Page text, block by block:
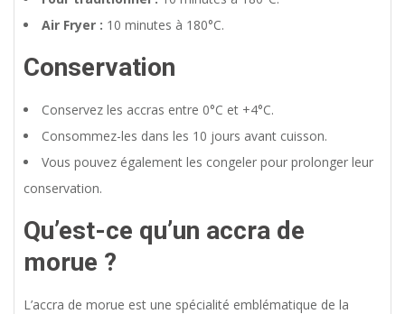
Air Fryer : 10 minutes à 180°C.
Conservation
Conservez les accras entre 0°C et +4°C.
Consommez-les dans les 10 jours avant cuisson.
Vous pouvez également les congeler pour prolonger leur
conservation.
Qu’est-ce qu’un accra de
morue ?
L’accra de morue est une spécialité emblématique de la